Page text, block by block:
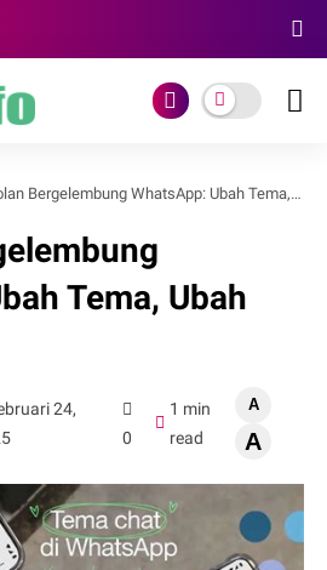
Bergelembung WhatsApp: Ubah Tema, Ubah Suasana
Tema, Ubah
24,
0
1 min
read
A
A